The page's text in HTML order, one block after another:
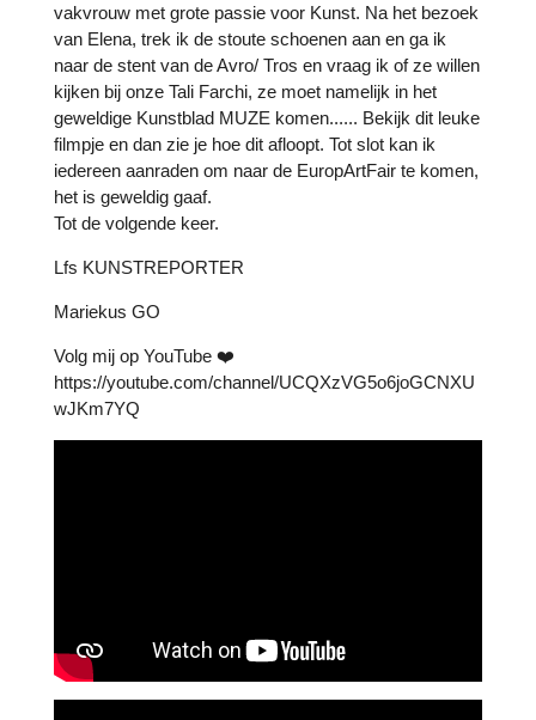
vakvrouw met grote passie voor Kunst. Na het bezoek
van Elena, trek ik de stoute schoenen aan en ga ik
naar de stent van de Avro/ Tros en vraag ik of ze willen
kijken bij onze Tali Farchi, ze moet namelijk in het
geweldige Kunstblad MUZE komen...... Bekijk dit leuke
filmpje en dan zie je hoe dit afloopt. Tot slot kan ik
iedereen aanraden om naar de EuropArtFair te komen,
het is geweldig gaaf.
Tot de volgende keer.
Lfs KUNSTREPORTER
Mariekus GO
Volg mij op YouTube ❤️
https://youtube.com/channel/UCQXzVG5o6joGCNXU
wJKm7YQ